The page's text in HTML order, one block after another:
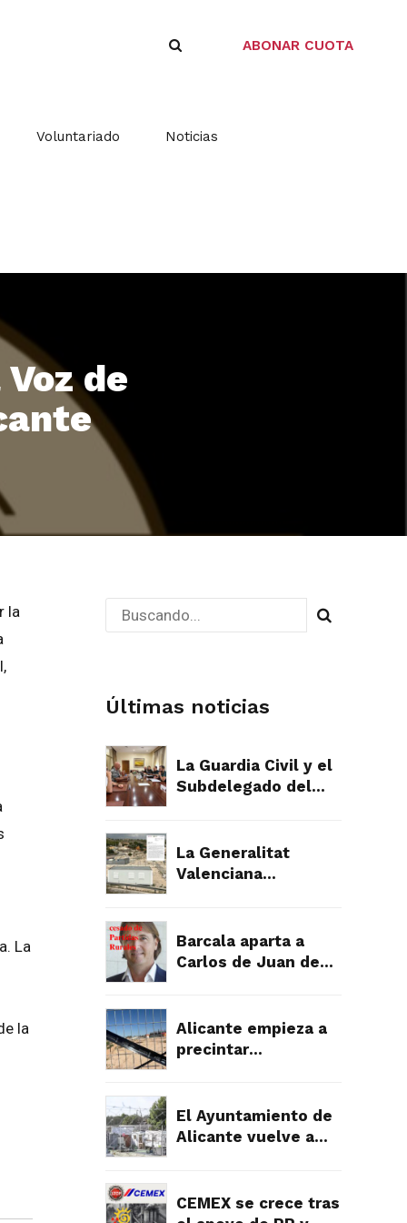
ABONAR CUOTA
Voluntariado Noticias
de
la
La
la
Últimas noticias
La Guardia Civil y el
Subdelegado del
urbanístico que
devora el campo de
La Generalitat
Valenciana
asentamientos
ilegales y abre la
Barcala aparta a
Carlos de Juan de
vecinal por su
gestión
Alicante empieza a
precintar
paso hacia el orden
urbanístico en las
El Ayuntamiento de
Alicante vuelve a
verdad es muy
CEMEX se crece tras